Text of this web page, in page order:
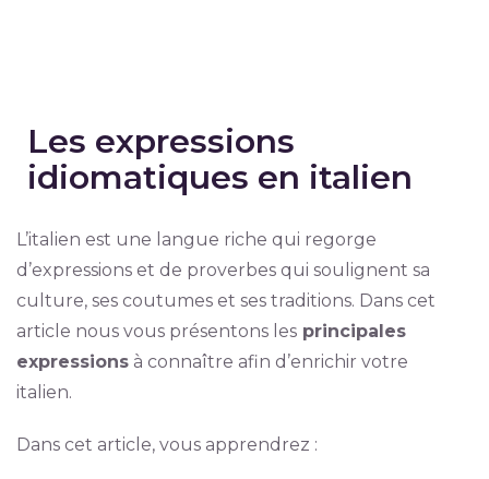
Les expressions
idiomatiques en italien
L’italien est une langue riche qui regorge
d’expressions et de proverbes qui soulignent sa
culture, ses coutumes et ses traditions. Dans cet
article nous vous présentons lesprincipales
expressionsà connaître afin d’enrichir votre
italien.
Dans cet article, vous apprendrez :